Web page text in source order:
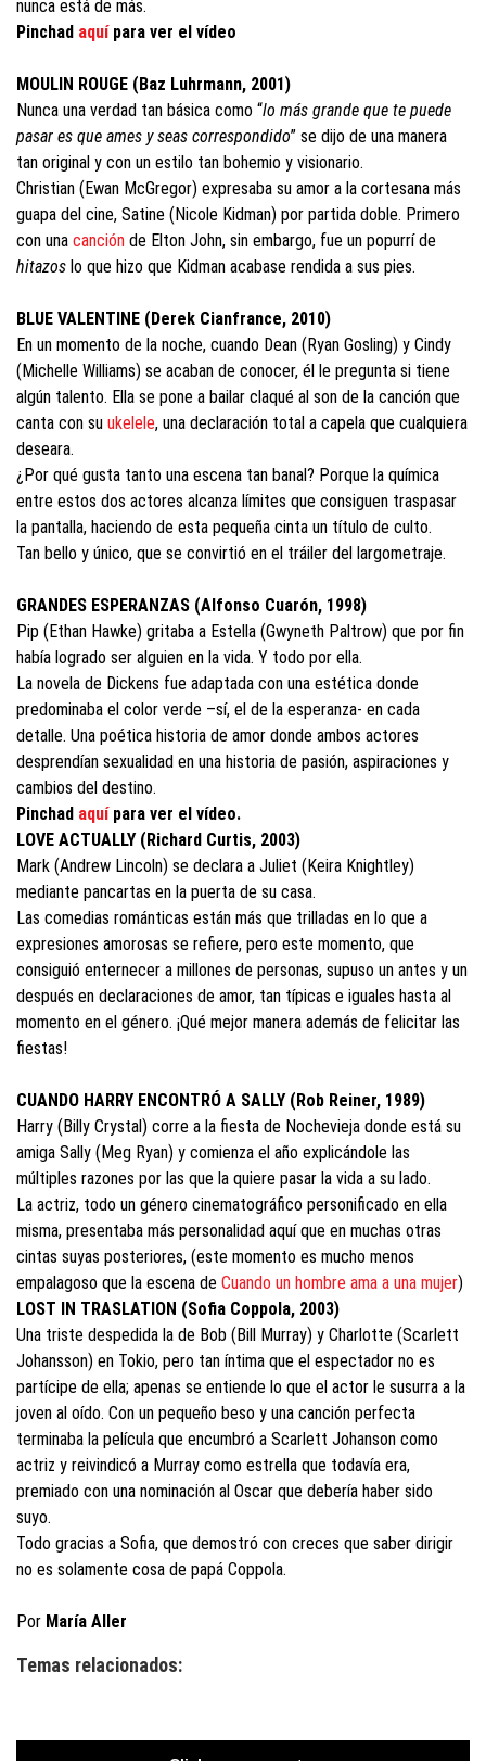
nunca está de más.
Pinchad aquípara ver el vídeo
MOULIN ROUGE (Baz Luhrmann, 2001)
Nunca una verdad tan básica como “lo más grande que te puede
pasar es que ames y seas correspondido” se dijo de una manera
tan original y con un estilo tan bohemio y visionario.
Christian (Ewan McGregor) expresaba su amor a la cortesana más
guapa del cine, Satine (Nicole Kidman) por partida doble. Primero
con una canción de Elton John, sin embargo, fue un popurrí de
hitazos lo que hizo que Kidman acabase rendida a sus pies.
BLUE VALENTINE (Derek Cianfrance, 2010)
En un momento de la noche, cuando Dean (Ryan Gosling) y Cindy
(Michelle Williams) se acaban de conocer, él le pregunta si tiene
algún talento. Ella se pone a bailar claqué al son de la canción que
canta con su ukelele, una declaración total a capela que cualquiera
deseara.
¿Por qué gusta tanto una escena tan banal? Porque la química
entre estos dos actores alcanza límites que consiguen traspasar
la pantalla, haciendo de esta pequeña cinta un título de culto.
Tan bello y único, que se convirtió en el tráiler del largometraje.
GRANDES ESPERANZAS (Alfonso Cuarón, 1998)
Pip (Ethan Hawke) gritaba a Estella (Gwyneth Paltrow) que por fin
había logrado ser alguien en la vida. Y todo por ella.
La novela de Dickens fue adaptada con una estética donde
predominaba el color verde –sí, el de la esperanza- en cada
detalle. Una poética historia de amor donde ambos actores
desprendían sexualidad en una historia de pasión, aspiraciones y
cambios del destino.
Pinchad aquípara ver el vídeo.
LOVE ACTUALLY (Richard Curtis, 2003)
Mark (Andrew Lincoln) se declara a Juliet (Keira Knightley)
mediante pancartas en la puerta de su casa.
Las comedias románticas están más que trilladas en lo que a
expresiones amorosas se refiere, pero este momento, que
consiguió enternecer a millones de personas, supuso un antes y un
después en declaraciones de amor, tan típicas e iguales hasta al
momento en el género. ¡Qué mejor manera además de felicitar las
fiestas!
CUANDO HARRY ENCONTRÓ A SALLY (Rob Reiner, 1989)
Harry (Billy Crystal) corre a la fiesta de Nochevieja donde está su
amiga Sally (Meg Ryan) y comienza el año explicándole las
múltiples razones por las que la quiere pasar la vida a su lado.
La actriz, todo un género cinematográfico personificado en ella
misma, presentaba más personalidad aquí que en muchas otras
cintas suyas posteriores, (este momento es mucho menos
empalagoso que la escena de Cuando un hombre ama a una mujer)
LOST IN TRASLATION (Sofia Coppola, 2003)
Una triste despedida la de Bob (Bill Murray) y Charlotte (Scarlett
Johansson) en Tokio, pero tan íntima que el espectador no es
partícipe de ella; apenas se entiende lo que el actor le susurra a la
joven al oído. Con un pequeño beso y una canción perfecta
terminaba la película que encumbró a Scarlett Johanson como
actriz y reivindicó a Murray como estrella que todavía era,
premiado con una nominación al Oscar que debería haber sido
suyo.
Todo gracias a Sofia, que demostró con creces que saber dirigir
no es solamente cosa de papá Coppola.
Por María Aller
Temas relacionados: